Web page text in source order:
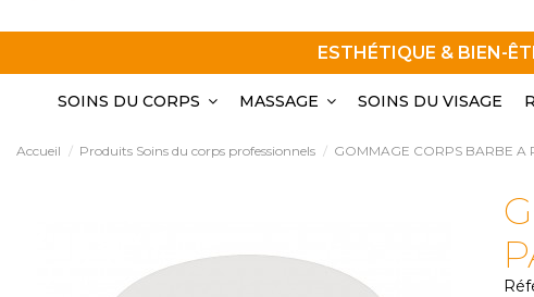
ESTHÉTIQUE & BIEN-
SOINS DU CORPS MASSAGE SOINS DU VISAGE
Accueil Produits Soins du corps professionnels GOMMAGE CORPS BARBE A